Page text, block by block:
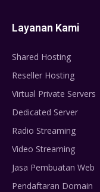
Layanan Kami
Shared Hosting
Reseller Hosting
Virtual Private Servers
Dedicated Server
Radio Streaming
Video Streaming
Jasa Pembuatan Web
Pendaftaran Domain